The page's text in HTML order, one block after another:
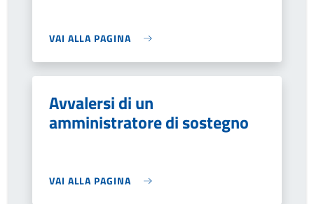
VAI ALLA PAGINA
Avvalersi di un
amministratore di sostegno
VAI ALLA PAGINA